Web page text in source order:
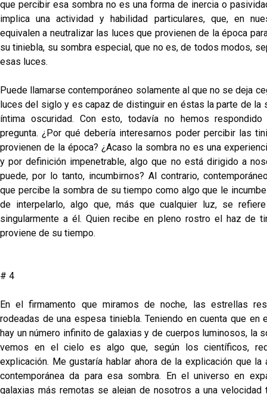
que percibir esa sombra no es una forma de inercia o
implica una actividad y habilidad particulares, que, en
equivalen a neutralizar las luces que provienen de la época
su tiniebla, su sombra especial, que no es, de todos modos,
esas luces.
Puede llamarse contemporáneo solamente al que no se deja
luces del siglo y es capaz de distinguir en éstas la parte de la
íntima oscuridad. Con esto, todavía no hemos respondido
pregunta. ¿Por qué debería interesarnos poder percibir las
provienen de la época? ¿Acaso la sombra no es una
y por definición impenetrable, algo que no está dirigido a
puede, por lo tanto, incumbirnos? Al contrario,
que percibe la sombra de su tiempo como algo que le
de interpelarlo, algo que, más que cualquier luz, se
singularmente a él. Quien recibe en pleno rostro el haz de
proviene de su tiempo.
# 4
En el firmamento que miramos de noche, las estrellas
rodeadas de una espesa tiniebla. Teniendo en cuenta que en
hay un número infinito de galaxias y de cuerpos luminosos, la
vemos en el cielo es algo que, según los científicos,
explicación. Me gustaría hablar ahora de la explicación que la
contemporánea da para esa sombra. En el universo en
galaxias más remotas se alejan de nosotros a una velocidad